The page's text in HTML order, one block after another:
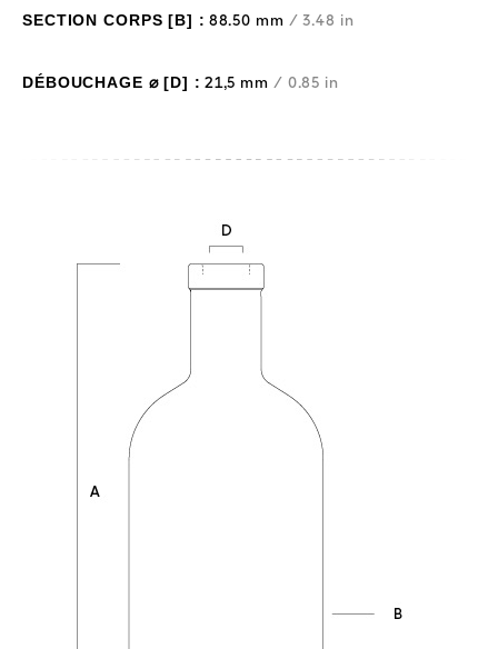
SECTION CORPS [B] : 88.50 mm / 3.48 in
DÉBOUCHAGE ⌀ [D] : 21,5 mm / 0.85 in